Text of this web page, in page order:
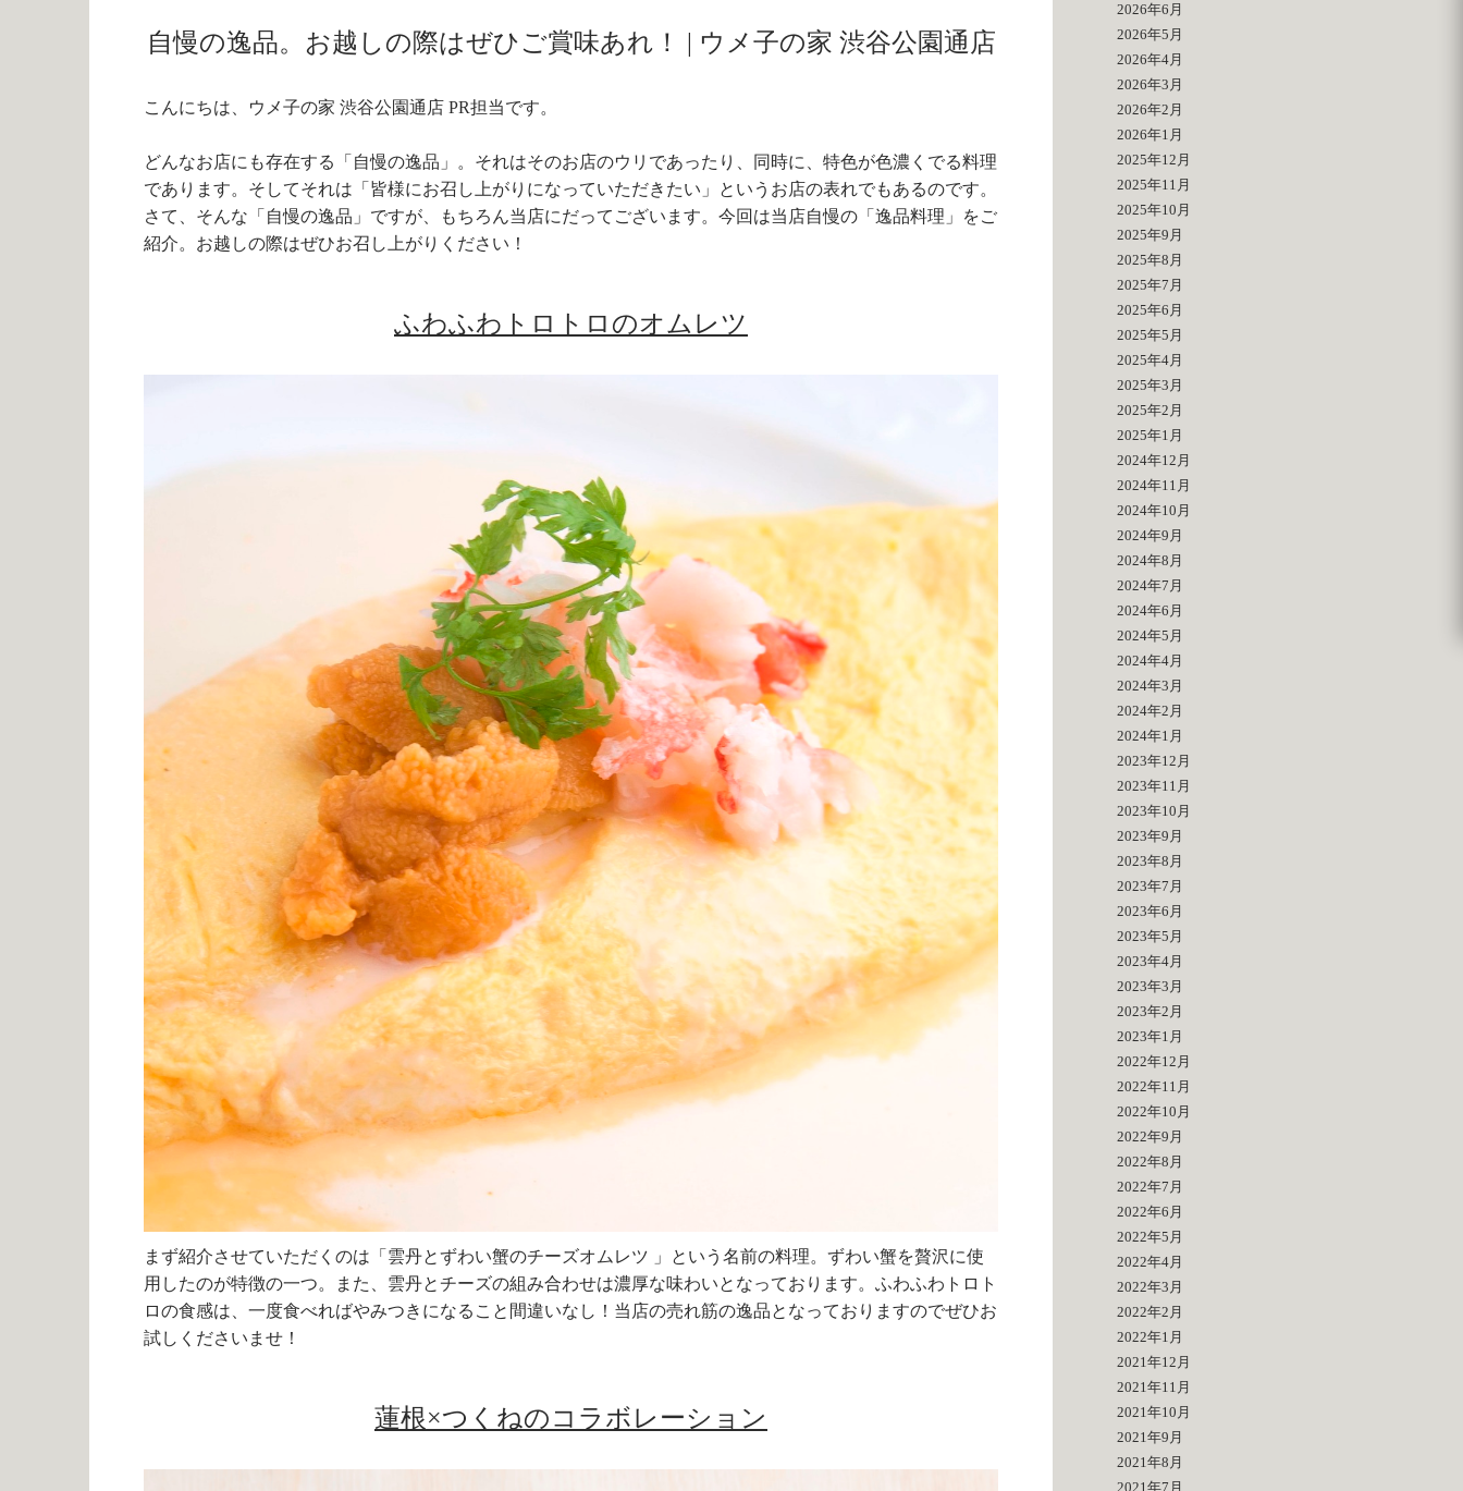
自慢の逸品。お越しの際はぜひご賞味あれ！ | ウメ子の家 渋谷公園通店
こんにちは、ウメ子の家 渋谷公園通店 PR担当です。
どんなお店にも存在する「自慢の逸品」。それはそのお店のウリであったり、同時に、特色が色濃くでる料理
であります。そしてそれは「皆様にお召し上がりになっていただきたい」というお店の表れでもあるのです。
さて、そんな「自慢の逸品」ですが、もちろん当店にだってございます。今回は当店自慢の「逸品料理」をご
紹介。お越しの際はぜひお召し上がりください！
ふわふわトロトロのオムレツ
まず紹介させていただくのは「雲丹とずわい蟹のチーズオムレツ 」という名前の料理。ずわい蟹を贅沢に使
用したのが特徴の一つ。また、雲丹とチーズの組み合わせは濃厚な味わいとなっております。ふわふわトロト
ロの食感は、一度食べればやみつきになること間違いなし！当店の売れ筋の逸品となっておりますのでぜひお
試しくださいませ！
蓮根×つくねのコラボレーション
2026年6月
2026年5月
2026年4月
2026年3月
2026年2月
2026年1月
2025年12月
2025年11月
2025年10月
2025年9月
2025年8月
2025年7月
2025年6月
2025年5月
2025年4月
2025年3月
2025年2月
2025年1月
2024年12月
2024年11月
2024年10月
2024年9月
2024年8月
2024年7月
2024年6月
2024年5月
2024年4月
2024年3月
2024年2月
2024年1月
2023年12月
2023年11月
2023年10月
2023年9月
2023年8月
2023年7月
2023年6月
2023年5月
2023年4月
2023年3月
2023年2月
2023年1月
2022年12月
2022年11月
2022年10月
2022年9月
2022年8月
2022年7月
2022年6月
2022年5月
2022年4月
2022年3月
2022年2月
2022年1月
2021年12月
2021年11月
2021年10月
2021年9月
2021年8月
2021年7月